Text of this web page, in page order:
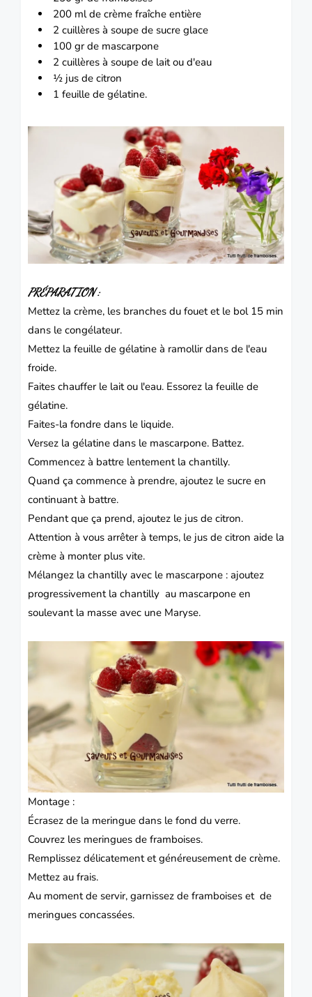
200 ml de crème fraîche entière
2 cuillères à soupe de sucre glace
100 gr de mascarpone
2 cuillères à soupe de lait ou d'eau
½ jus de citron
1 feuille de gélatine.
PRÉPARATION :
Mettez la crème, les branches du fouet et le bol 15 min
dans le congélateur.
Mettez la feuille de gélatine à ramollir dans de l'eau
froide.
Faites chauffer le lait ou l'eau. Essorez la feuille de
gélatine.
Faites-la fondre dans le liquide.
Versez la gélatine dans le mascarpone. Battez.
Commencez à battre lentement la chantilly.
Quand ça commence à prendre, ajoutez le sucre en
continuant à battre.
Pendant que ça prend, ajoutez le jus de citron.
Attention à vous arrêter à temps, le jus de citron aide la
crème à monter plus vite.
Mélangez la chantilly avec le mascarpone : ajoutez
progressivement la chantilly au mascarpone en
soulevant la masse avec une Maryse.
Montage :
Écrasez de la meringue dans le fond du verre.
Couvrez les meringues de framboises.
Remplissez délicatement et généreusement de crème.
Mettez au frais.
Au moment de servir, garnissez de framboises et de
meringues concassées.